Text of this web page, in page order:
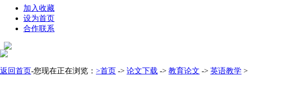
加入收藏
设为首页
合作联系
返回首页-您现在正在浏览： >首页 -> 论文下载 -> 教育论文 -> 英语教学 >